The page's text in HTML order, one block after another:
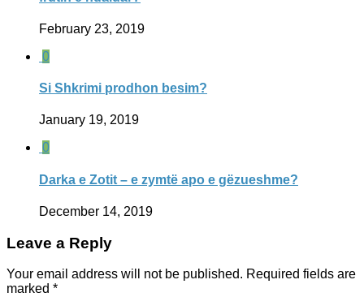
February 23, 2019
0
Si Shkrimi prodhon besim?
January 19, 2019
0
Darka e Zotit – e zymtë apo e gëzueshme?
December 14, 2019
Leave a Reply
Your email address will not be published. Required fields are
marked *